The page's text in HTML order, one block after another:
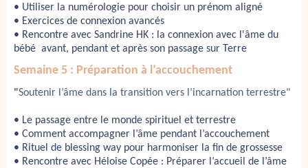
• Utiliser la numérologie pour choisir un prénom aligné
• Exercices de connexion avancés
• Rencontre avec Sandrine HK : la connexion avec l'âme du
bébé avant, pendant et après son passage sur Terre
Semaine 5 : Préparation à l’accouchement
"Soutenir l’âme dans la transition vers l’incarnation terrestre"
• Le passage entre le monde spirituel et terrestre
• Comment accompagner l’âme pendant l’accouchement
• Rituel de blessing way pour harmoniser la fin de grossesse
• Rencontre avec Héloise Copée : Préparer l’accueil de l’âme